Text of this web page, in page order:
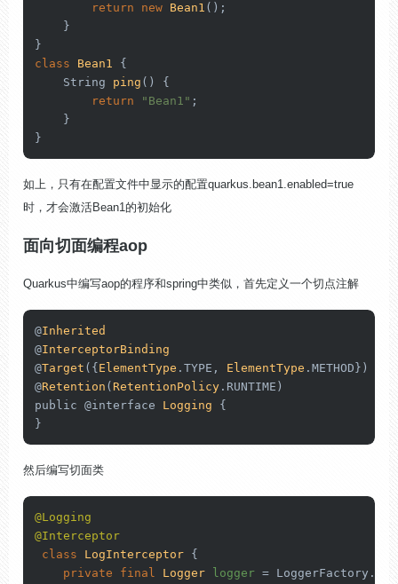
return
new Bean1 ();
    }
class
Bean1 {
    String
ping ()
{
return
"Bean1" ;
    }
}
如上，只有在配置文件中显示的配置quarkus.bean1.enabled=true
时，才会激活Bean1的初始化
面向切面编程aop
Quarkus中编写aop的程序和spring中类似，首先定义一个切点注解
@Inherited
@InterceptorBinding
@Target ({ ElementType . TYPE , ElementType . METHOD })
@Retention ( RetentionPolicy . RUNTIME )
public @interface Logging {
}
然后编写切面类
@Logging
@Interceptor
class
LogInterceptor {
private
final Logger logger =